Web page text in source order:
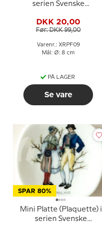
serien Svenske
Hälsingland
DKK 20,00
Før: DKK 99,00
Varenr.: XRPF09
Mål: Ø: 8 cm
PÅ LAGER
Se vare
SPAR 80%
Mini Platte (Plaquette) i
serien Svenske